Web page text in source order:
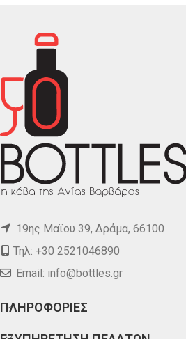
19ης Μαϊου 39, Δράμα, 66100
Τηλ: +30 2521046890
Email: info@bottles.gr
ΠΛΗΡΟΦΟΡΙΕΣ